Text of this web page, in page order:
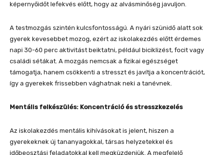
képernyőidőt lefekvés előtt, hogy az alvásminőség javuljon.
A testmozgás szintén kulcsfontosságú. A nyári szünidő alatt sok
gyerek kevesebbet mozog, ezért az iskolakezdés előtt érdemes
napi 30-60 perc aktivitást beiktatni, például biciklizést, focit vagy
családi sétákat. A mozgás nemcsak a fizikai egészséget
támogatja, hanem csökkenti a stresszt és javítja a koncentrációt,
így a gyerekek frissebben vághatnak neki a tanévnek.
Mentális felkészülés: Koncentráció és stresszkezelés
Az iskolakezdés mentális kihívásokat is jelent, hiszen a
gyerekeknek új tananyagokkal, társas helyzetekkel és
időbeosztási feladatokkal kell megküzdeniük. A megfelelő